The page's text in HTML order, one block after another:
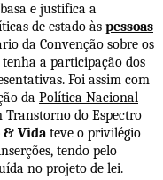
e justifica a
de estado às pessoas
da Convenção sobre os
a participação dos
Foi assim com
da Política Nacional
Transtorno do Espectro
Vida teve o privilégio
tendo pelo
no projeto de lei.